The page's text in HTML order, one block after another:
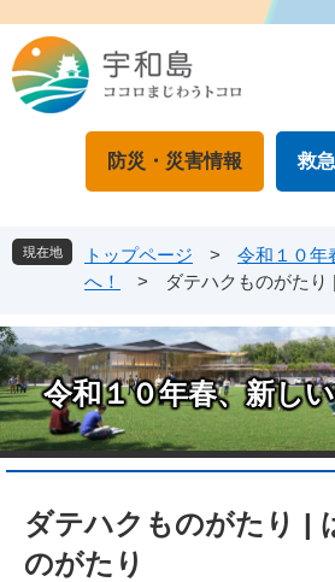
ジ
の
ュ
ー
本
文
防災・災害情報 救
現在地 トップページ >
令和１０年
へ！
> ダテハクものがたり
令和１０年春、新し
ダテハクものがたり |
のがたり